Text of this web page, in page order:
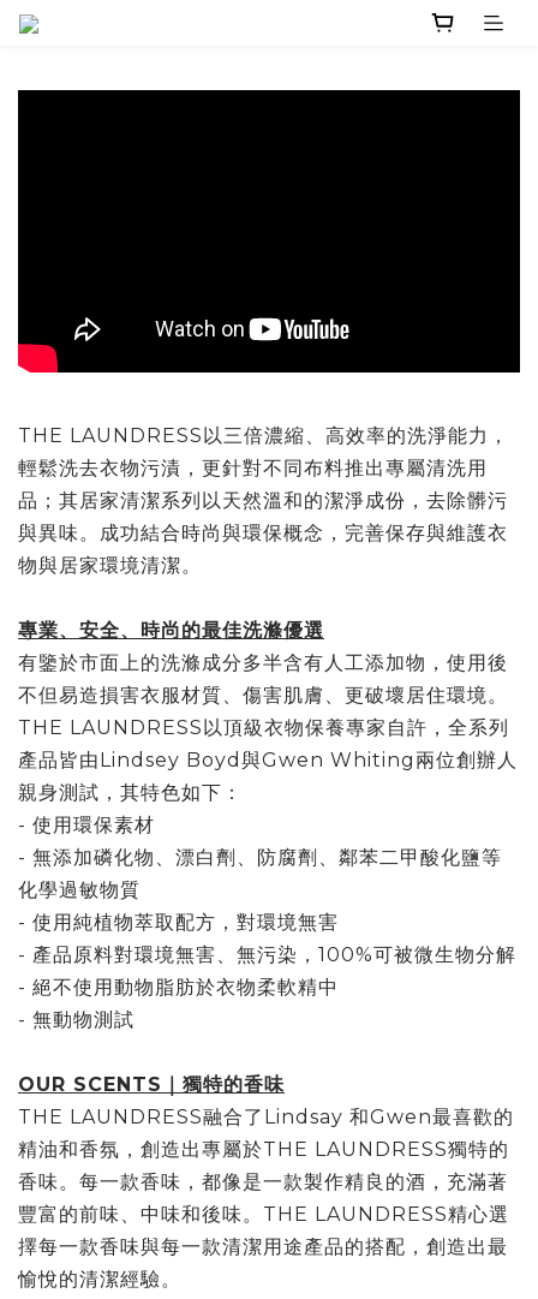
THE LAUNDRESS以三倍濃縮、高效率的洗淨能力，
輕鬆洗去衣物污漬，更針對不同布料推出專屬清洗用
品；其居家清潔系列以天然溫和的潔淨成份，去除髒污
與異味。成功結合時尚與環保概念，完善保存與維護衣
物與居家環境清潔。
專業、安全、時尚的最佳洗滌優選
有鑒於市面上的洗滌成分多半含有人工添加物，使用後
不但易造損害衣服材質、傷害肌膚、更破壞居住環境。
THE LAUNDRESS以頂級衣物保養專家自許，全系列
產品皆由Lindsey Boyd與Gwen Whiting兩位創辦人
親身測試，其特色如下：
- 使用環保素材
- 無添加磷化物、漂白劑、防腐劑、鄰苯二甲酸化鹽等
化學過敏物質
- 使用純植物萃取配方，對環境無害
- 產品原料對環境無害、無污染，100%可被微生物分解
- 絕不使用動物脂肪於衣物柔軟精中
- 無動物測試
OUR SCENTS｜獨特的香味
THE LAUNDRESS融合了Lindsay 和Gwen最喜歡的
精油和香氛，創造出專屬於THE LAUNDRESS獨特的
香味。每一款香味，都像是一款製作精良的酒，充滿著
豐富的前味、中味和後味。THE LAUNDRESS精心選
擇每一款香味與每一款清潔用途產品的搭配，創造出最
愉悅的清潔經驗。